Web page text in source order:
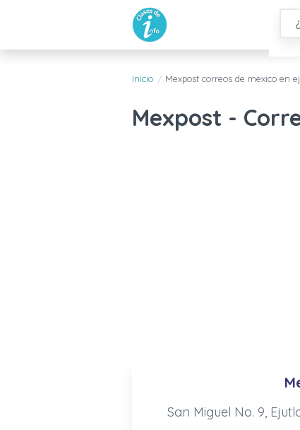
Inicio Mexpost correos de mexico en
Mexpost -
San Miguel No. 9,